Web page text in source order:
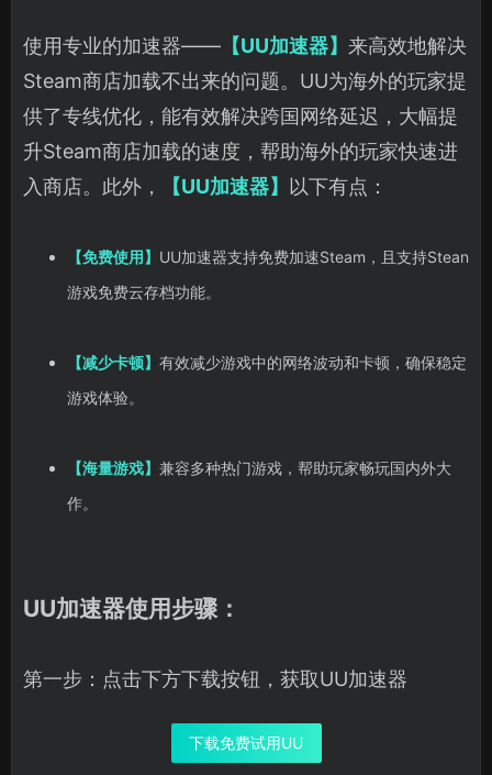
使用专业的加速器—— 【UU加速器】 来高效地解决
Steam商店加载不出来的问题。UU为海外的玩家提
供了专线优化，能有效解决跨国网络延迟，大幅提
升Steam商店加载的速度，帮助海外的玩家快速进
入商店。此外，
【UU加速器】 以下有点：
【免费使用】 UU加速器支持免费加速Steam，且支持Stean
游戏免费云存档功能。
【减少卡顿】 有效减少游戏中的网络波动和卡顿，确保稳定
游戏体验。
【海量游戏】 兼容多种热门游戏，帮助玩家畅玩国内外大
作。
UU加速器使用步骤：
第一步：点击下方下载按钮，获取UU加速器
下载免费试用UU